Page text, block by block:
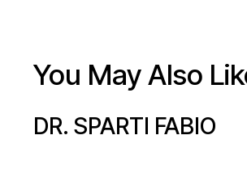
You May Also
DR. SPARTI FABIO